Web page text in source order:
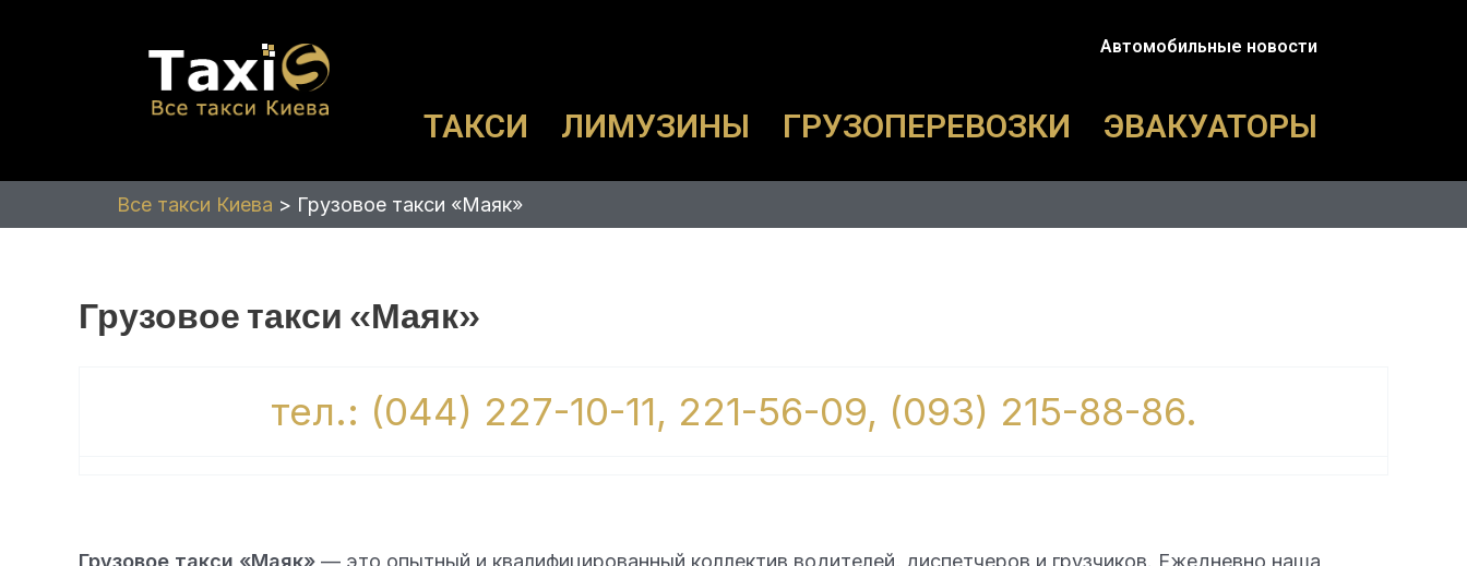
Автомобильные новости
ТАКСИ ЛИМУЗИНЫ ГРУЗОПЕРЕВОЗКИ ЭВАКУАТОРЫ
Все такси Киева > Грузовое такси «Маяк»
Грузовое такси «Маяк»
тел.: (044) 227-10-11, 221-56-09, (093) 215-88-86.
Грузовое такси «Маяк» — это опытный и квалифицированный коллектив водителей, диспетчеров и грузчиков. Ежедневно наша